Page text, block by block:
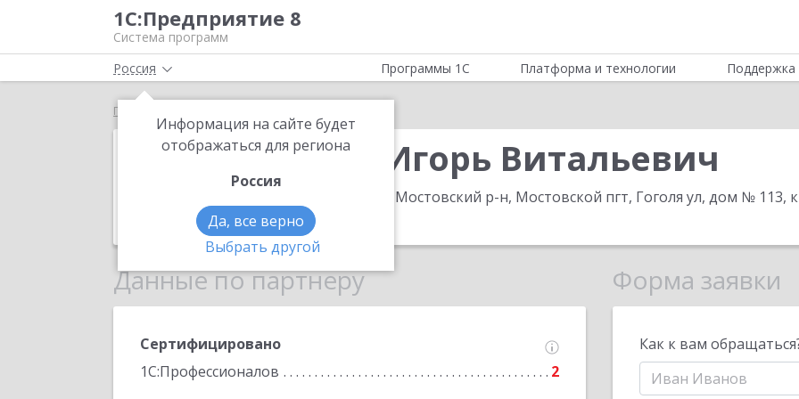
1С:Предприятие 8
Система программ
Россия
Информация на сайте будет
отображаться для региона
Россия
Да, все верно
Выбрать другой
Программы 1С Платформа и технологии Поддержка
Главная
ИП Княгинин Игорь Витальевич
352570, Краснодарский край, Мостовский р-н, Мостовской пгт, Гоголя ул, дом № 113,
Телефон: +7 (86192) 9184-68-8055
Данные по партнеру
Сертифицировано
1С:Профессионалов
2
Форма заявки
Как к вам